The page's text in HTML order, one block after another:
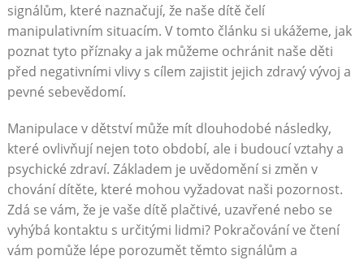
signálům, které naznačují, že naše dítě čelí
manipulativním situacím. V tomto článku si ukážeme, jak
poznat tyto příznaky a jak můžeme ochránit naše děti
před negativními vlivy s cílem zajistit jejich zdravý vývoj a
pevné sebevědomí.
Manipulace v dětství může mít dlouhodobé následky,
které ovlivňují nejen toto období, ale i budoucí vztahy a
psychické zdraví. Základem je uvědomění si změn v
chování dítěte, které mohou vyžadovat naši pozornost.
Zdá se vám, že je vaše dítě plačtivé, uzavřené nebo se
vyhýbá kontaktu s určitými lidmi? Pokračování ve čtení
vám pomůže lépe porozumět těmto signálům a